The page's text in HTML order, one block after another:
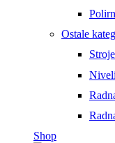
Ostale
Shop